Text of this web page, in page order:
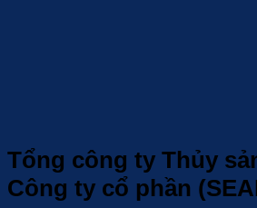
Tổng công ty Thủy
Công ty cổ phần